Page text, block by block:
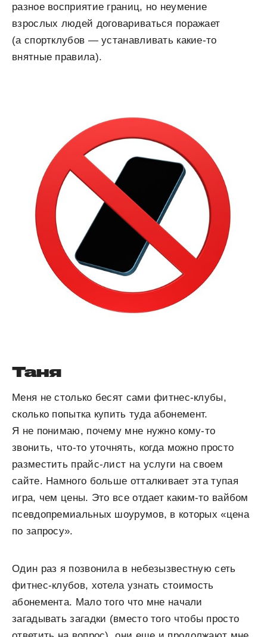
разное восприятие границ, но неумение
взрослых людей договариваться поражает
(а спортклубов — устанавливать какие-то
внятные правила).
Таня
Меня не столько бесят сами фитнес-клубы,
сколько попытка купить туда абонемент.
Я не понимаю, почему мне нужно кому-то
звонить, что-то уточнять, когда можно просто
разместить прайс-лист на услуги на своем
сайте. Намного больше отталкивает эта тупая
игра, чем цены. Это все отдает каким-то вайбом
псевдопремиальных шоурумов, в которых «цена
по запросу».
Один раз я позвонила в небезызвестную сеть
фитнес-клубов, хотела узнать стоимость
абонемента. Мало того что мне начали
загадывать загадки (вместо того чтобы просто